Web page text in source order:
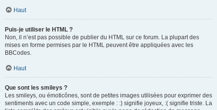
Haut
Puis-je utiliser le HTML ?
Non, il n’est pas possible de publier du HTML sur ce forum. La plupart des
mises en forme permises par le HTML peuvent être appliquées avec les
BBCodes.
Haut
Que sont les smileys ?
Les smileys, ou émoticônes, sont de petites images utilisées pour exprimer des
sentiments avec un code simple, exemple : :) signifie joyeux, :( signifie triste. La